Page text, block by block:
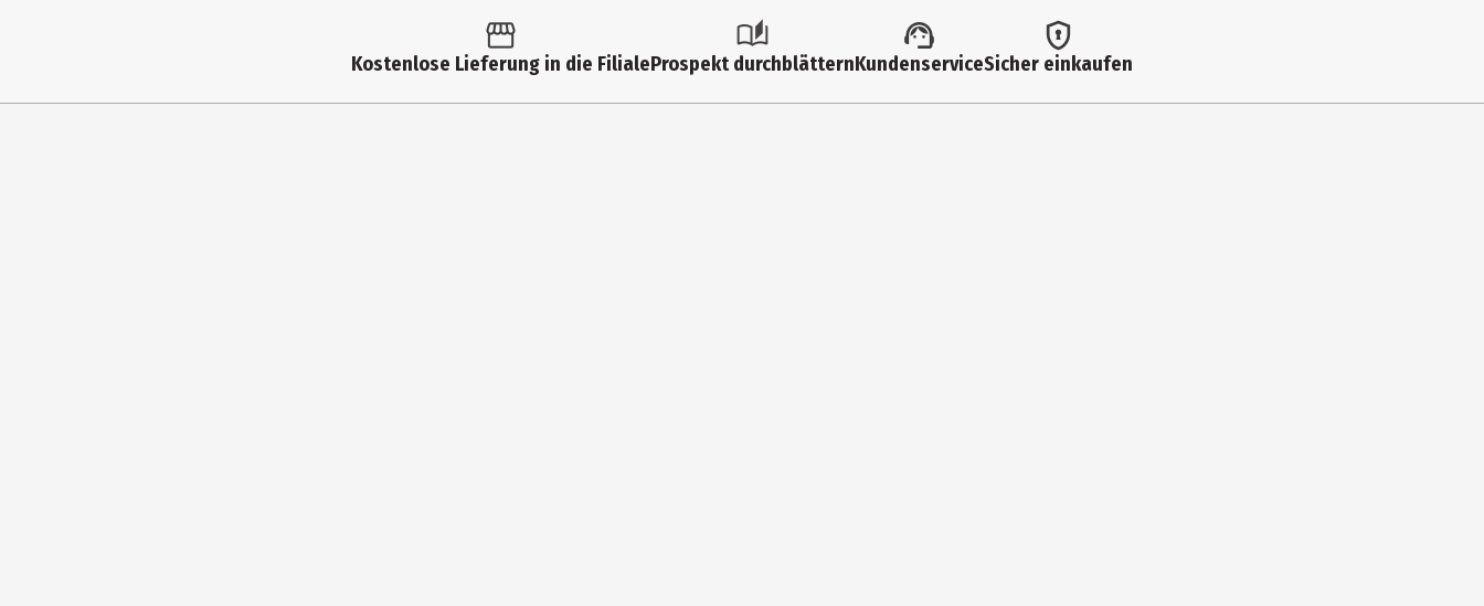
Es wird empfohlen, vor der Verwendung oder vor Verlängerung der Fütterungsdauer den Rat eines Tierarztes einzuholen. Empfohlene Fütterungsdauer: Zur
Gewichtsreduzierung: bis zum Erreichen des angestrebten Körpergewichts. Zur Glukoseregulierung: bis zu 6 Monate. Eine durchschnittlich große Katze (4 kg) erhält ca. 60g pro
Kostenlose Lieferung in die FilialeProspekt durchblätternKundenserviceSicher einkaufen